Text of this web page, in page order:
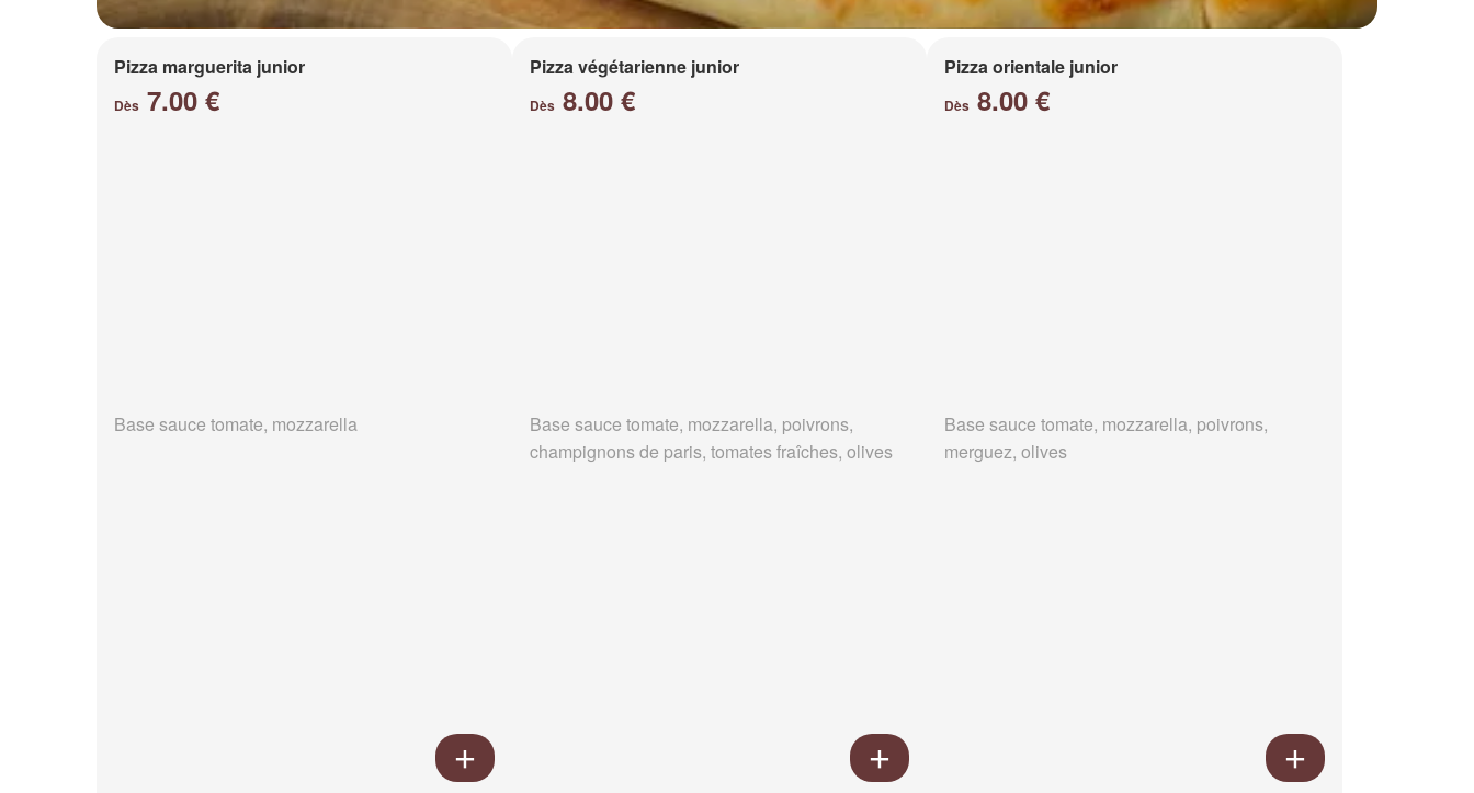
Pizza marguerita junior
Dès 7.00 €
Base sauce tomate, mozzarella
Pizza végétarienne junior
Dès 8.00 €
Base sauce tomate, mozzarella, poivrons,
champignons de paris, tomates fraîches, olives
Pizza orientale junior
Dès 8.00 €
Base sauce tomate, mozzarella, poivrons,
merguez, olives